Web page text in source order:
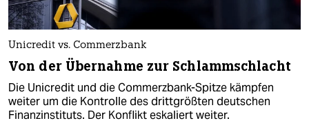
Unicredit vs. Commerzbank
Von der Übernahme zur Schlammschlacht
Die Unicredit und die Commerzbank-Spitze kämpfen
weiter um die Kontrolle des drittgrößten deutschen
Finanzinstituts. Der Konflikt eskaliert weiter.